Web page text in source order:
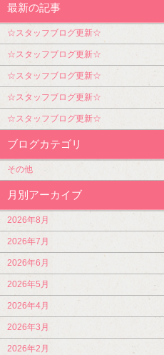
最新の記事
☆スタッフブログ更新☆
☆スタッフブログ更新☆
☆スタッフブログ更新☆
☆スタッフブログ更新☆
☆スタッフブログ更新☆
ブログカテゴリ
その他
月別アーカイブ
2026年8月
2026年7月
2026年6月
2026年5月
2026年4月
2026年3月
2026年2月